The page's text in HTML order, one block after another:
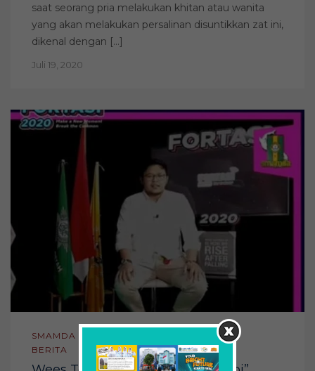
saat seorang pria melakukan khitan atau wanita
yang akan melakukan persalinan disuntikkan zat ini,
dikenal dengan […]
Juli 19, 2020
SMAMDA
BERITA